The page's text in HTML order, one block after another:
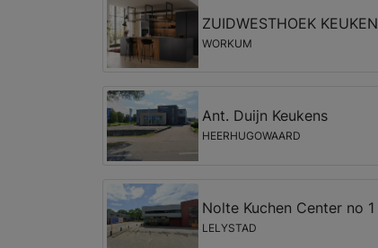
ZUIDWESTHOEK
WORKUM
Ant. Duijn Keukens
HEERHUGOWAARD
Nolte Kuchen Center no 1
LELYSTAD